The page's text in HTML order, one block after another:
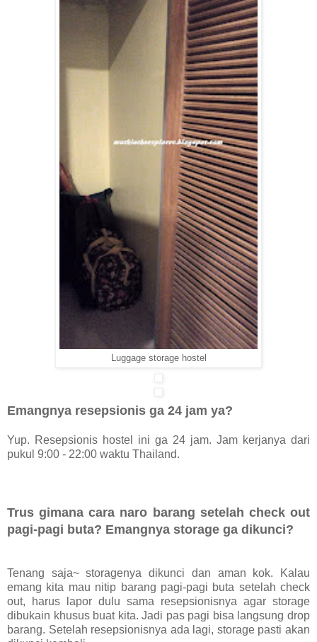
Luggage storage hostel
Emangnya resepsionis ga 24 jam ya?
Yup. Resepsionis hostel ini ga 24 jam. Jam kerjanya dari
pukul 9:00 - 22:00 waktu Thailand.
Trus gimana cara naro barang setelah check out
pagi-pagi buta? Emangnya storage ga dikunci?
Tenang saja~ storagenya dikunci dan aman kok. Kalau
emang kita mau nitip barang pagi-pagi buta setelah check
out, harus lapor dulu sama resepsionisnya agar storage
dibukain khusus buat kita. Jadi pas pagi bisa langsung drop
barang. Setelah resepsionisnya ada lagi, storage pasti akan